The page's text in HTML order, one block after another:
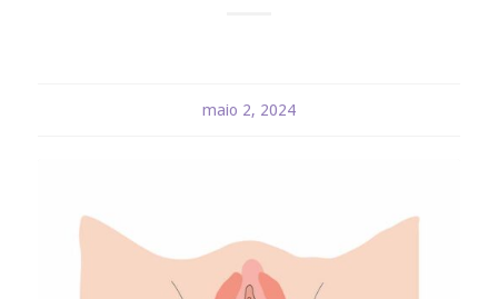
maio 2, 2024